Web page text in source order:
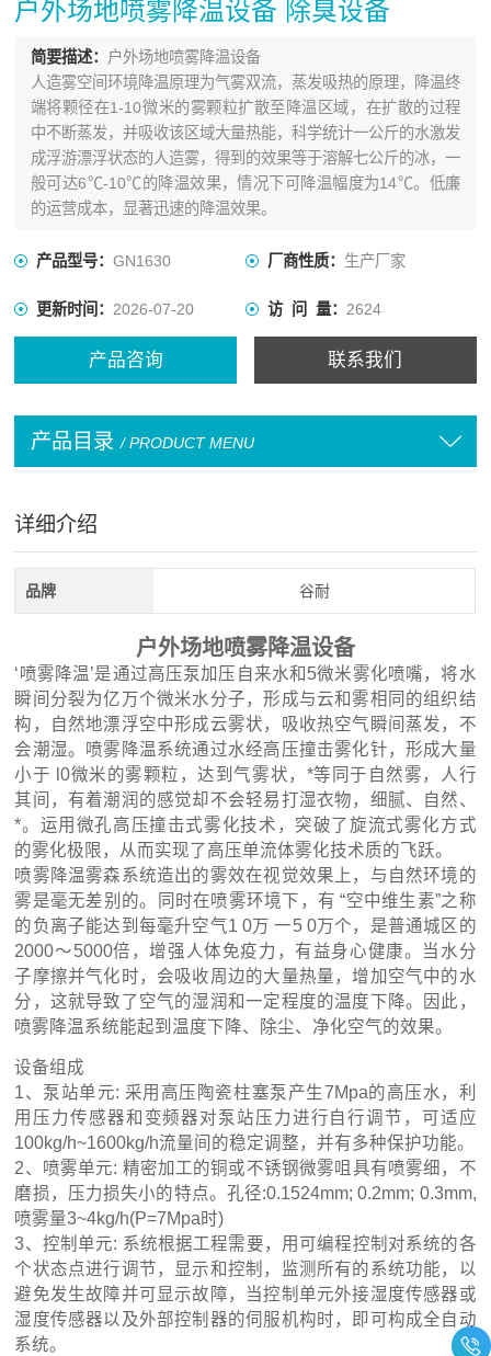
户外场地喷雾降温设备 除臭设备
简要描述： 户外场地喷雾降温设备
人造雾空间环境降温原理为气雾双流，蒸发吸热的原理，降温终
端将颗径在1-10微米的雾颗粒扩散至降温区域，在扩散的过程
中不断蒸发，并吸收该区域大量热能，科学统计一公斤的水激发
成浮游漂浮状态的人造雾，得到的效果等于溶解七公斤的冰，一
般可达6℃-10℃的降温效果，情况下可降温幅度为14℃。低廉
的运营成本，显著迅速的降温效果。
产品型号：GN1630 厂商性质： 生产厂家
更新时间：2026-07-20 访 问 量： 2624
产品咨询 联系我们
产品目录 / PRODUCT MENU
详细介绍
品牌 谷耐
户外场地喷雾降温设备
‘喷雾降温’是通过高压泵加压自来水和5微米雾化喷嘴，将水
瞬间分裂为亿万个微米水分子，形成与云和雾相同的组织结
构，自然地漂浮空中形成云雾状，吸收热空气瞬间蒸发，不
会潮湿。喷雾降温系统通过水经高压撞击雾化针，形成大量
小于 l0微米的雾颗粒，达到气雾状，*等同于自然雾，人行
其间，有着潮润的感觉却不会轻易打湿衣物，细腻、自然、
*。运用微孔高压撞击式雾化技术，突破了旋流式雾化方式
的雾化极限，从而实现了高压单流体雾化技术质的飞跃。
喷雾降温雾森系统造出的雾效在视觉效果上，与自然环境的
雾是毫无差别的。同时在喷雾环境下，有 “空中维生素”之称
的负离子能达到每毫升空气1 0万 一5 0万个，是普通城区的
2000～5000倍，增强人体免疫力，有益身心健康。当水分
子摩擦并气化时，会吸收周边的大量热量，增加空气中的水
分，这就导致了空气的湿润和一定程度的温度下降。因此，
喷雾降温系统能起到温度下降、除尘、净化空气的效果。
设备组成
1、泵站单元: 采用高压陶瓷柱塞泵产生7Mpa的高压水，利
用压力传感器和变频器对泵站压力进行自行调节，可适应
100kg/h~1600kg/h流量间的稳定调整，并有多种保护功能。
2、喷雾单元: 精密加工的铜或不锈钢微雾咀具有喷雾细，不
磨损，压力损失小的特点。孔径:0.1524mm; 0.2mm; 0.3mm,
喷雾量3~4kg/h(P=7Mpa时)
3、控制单元: 系统根据工程需要，用可编程控制对系统的各
个状态点进行调节，显示和控制，监测所有的系统功能，以
避免发生故障并可显示故障，当控制单元外接湿度传感器或
湿度传感器以及外部控制器的伺服机构时，即可构成全自动
系统。